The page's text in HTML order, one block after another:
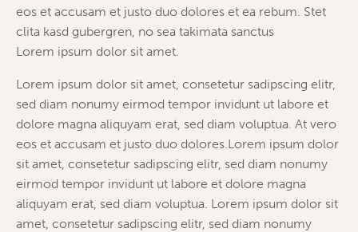
eos et accusam et justo duo dolores et ea rebum. Stet
clita kasd gubergren, no sea takimata sanctus
Lorem ipsum dolor sit amet.
Lorem ipsum dolor sit amet, consetetur sadipscing elitr,
sed diam nonumy eirmod tempor invidunt ut labore et
dolore magna aliquyam erat, sed diam voluptua. At vero
eos et accusam et justo duo dolores.Lorem ipsum dolor
sit amet, consetetur sadipscing elitr, sed diam nonumy
eirmod tempor invidunt ut labore et dolore magna
aliquyam erat, sed diam voluptua. Lorem ipsum dolor sit
amet, consetetur sadipscing elitr, sed diam nonumy